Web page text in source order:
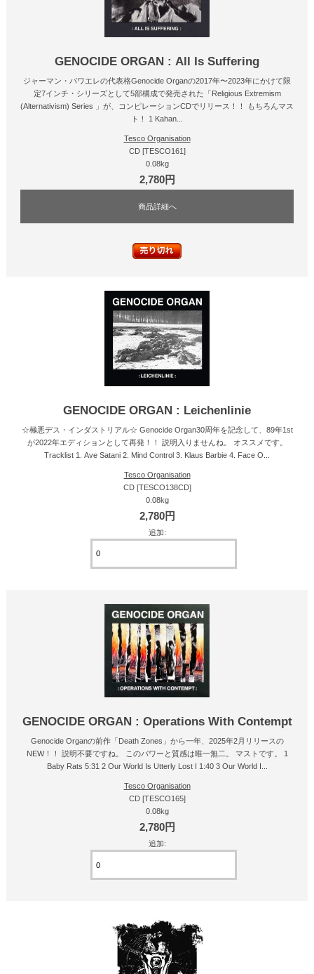
GENOCIDE ORGAN : All Is Suffering
ジャーマン・パワエレの代表格Genocide Organの2017年〜2023年にかけて限
定7インチ・シリーズとして5部構成で発売された「Religious Extremism
(Alternativism) Series 」が、コンピレーションCDでリリース！！ もちろんマス
ト！ 1 Kahan...
Tesco Organisation
CD [TESCO161]
0.08kg
2,780円
商品詳細へ
GENOCIDE ORGAN : Leichenlinie
☆極悪デス・インダストリアル☆ Genocide Organ30周年を記念して、89年1st
が2022年エディションとして再発！！ 説明入りませんね。 オススメです。
Tracklist 1. Ave Satani 2. Mind Control 3. Klaus Barbie 4. Face O...
Tesco Organisation
CD [TESCO138CD]
0.08kg
2,780円
追加:
GENOCIDE ORGAN : Operations With Contempt
Genocide Organの前作「Death Zones」から一年、2025年2月リリースの
NEW！！ 説明不要ですね。 このパワーと質感は唯一無二。 マストです。 1
Baby Rats 5:31 2 Our World Is Utterly Lost I 1:40 3 Our World I...
Tesco Organisation
CD [TESCO165]
0.08kg
2,780円
追加: